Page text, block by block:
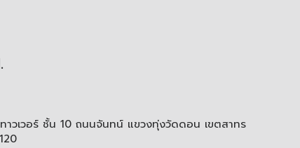
าวเวอร์ ชั้น 10 ถนนจันทน์ แขวงทุ่งวัดดอน เขตสาทร